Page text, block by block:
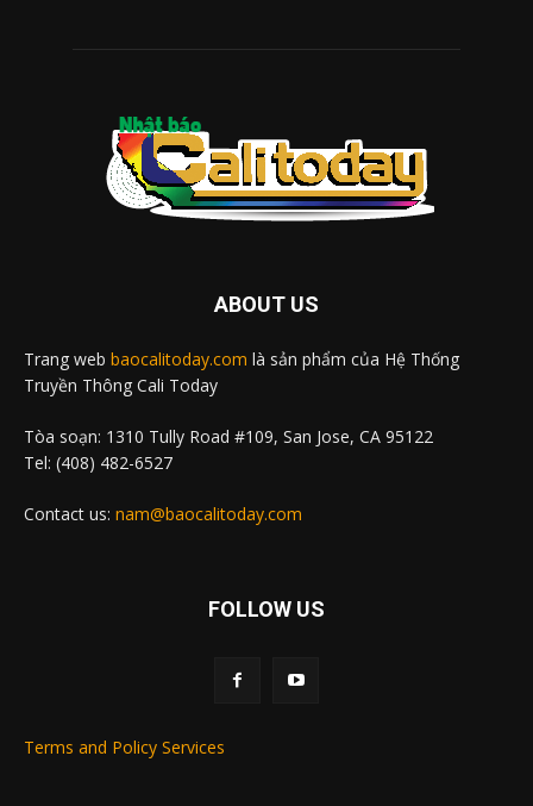
ABOUT US
Trang web baocalitoday.com là sản phẩm của Hệ Thống
Truyền Thông Cali Today
Tòa soạn: 1310 Tully Road #109, San Jose, CA 95122
Tel: (408) 482-6527
Contact us: nam@baocalitoday.com
FOLLOW US
Terms and Policy Services